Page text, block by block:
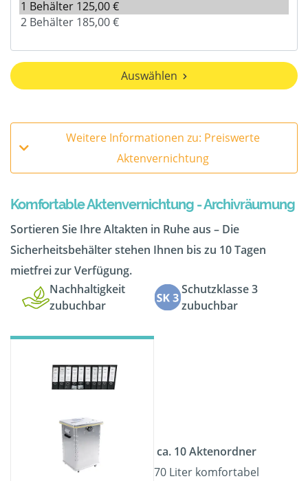
Auswählen
Weitere Informationen zu: Preiswerte
Aktenvernichtung
Komfortable Aktenvernichtung - Archivräumung
Sortieren Sie Ihre Altakten in Ruhe aus – Die
Sicherheitsbehälter stehen Ihnen bis zu 10 Tagen
mietfrei zur Verfügung.
Nachhaltigkeit
zubuchbar
Schutzklasse 3
zubuchbar
ca. 10 Aktenordner
70 Liter komfortabel